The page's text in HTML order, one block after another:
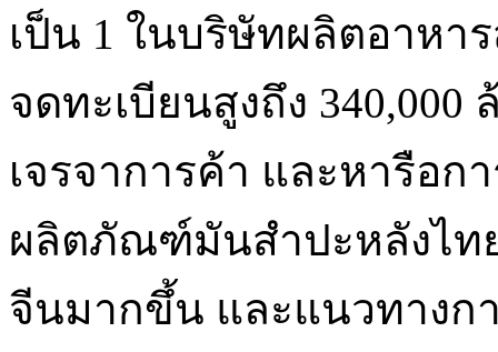
เป็น 1 ในบริษัทผลิตอาห
จดทะเบียนสูงถึง
เจรจาการค้า และหารือก
ผลิตภัณฑ์มันสำปะหลังไท
จีนมากขึ้น และแนวทางก